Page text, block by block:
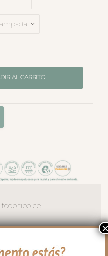
AL CARRITO
tipo de
×